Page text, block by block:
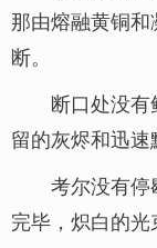
那由熔融黄铜
断。
断口处没有
留的灰烬和迅速
考尔没有
完毕，炽白的光